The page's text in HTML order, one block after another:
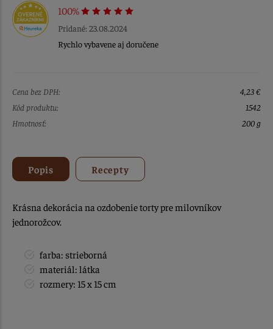
100%
Pridané: 23.08.2024
Rychlo vybavene aj doručene
Cena bez DPH:
4,23 €
Kód produktu:
1542
Hmotnosť:
200 g
Popis Recepty
Krásna dekorácia na ozdobenie torty pre milovníkov
jednorožcov.
farba: strieborná
materiál: látka
rozmery: 15 x 15 cm